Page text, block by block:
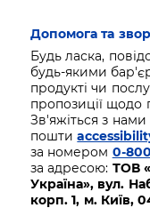
Допомога та
Будь ласка,
будь-якими
продукті чи
пропозиції щодо
Зв'яжіться з
пошти
за номером 0-
за адресою: ТОВ
Україна», вул.
корп. 1, м. Київ,